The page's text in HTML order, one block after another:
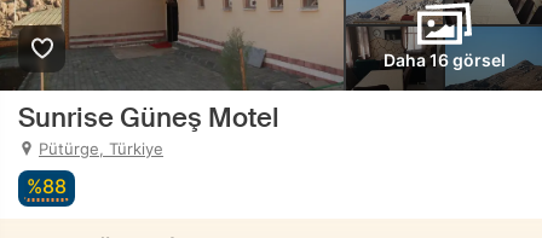
Daha 16 görsel
Sunrise Güneş Motel
Pütürge, Türkiye
%88